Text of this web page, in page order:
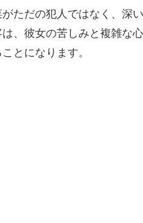
ただの犯人ではなく、深
、彼女の苦しみと複雑な
とになります。